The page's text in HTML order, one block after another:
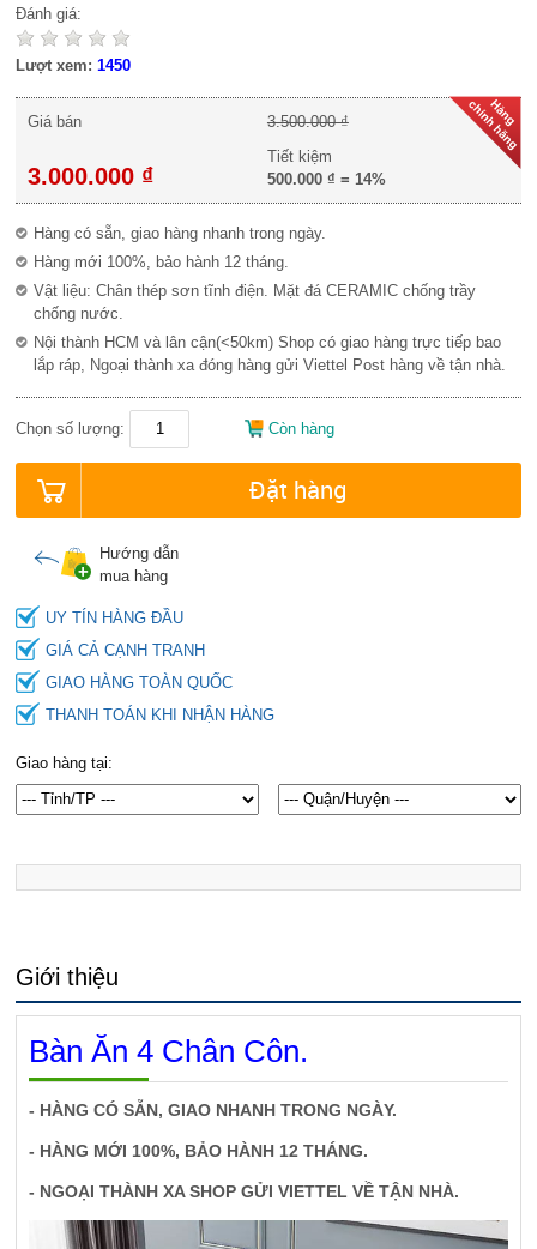
Đánh giá:
Lượt xem:1450
Giá bán
3.000.000 ₫
3.500.000 ₫
Tiết kiệm
500.000 ₫ = 14%
Hàng có sẵn, giao hàng nhanh trong ngày.
Hàng mới 100%, bảo hành 12 tháng.
Vật liệu: Chân thép sơn tĩnh điện. Mặt đá CERAMIC chống trầy
chống nước.
Nội thành HCM và lân cận(<50km) Shop có giao hàng trực tiếp bao
lắp ráp, Ngoại thành xa đóng hàng gửi Viettel Post hàng về tận nhà.
Chọn số lượng: Còn hàng
Đặt hàng
Hướng dẫn
mua hàng
UY TÍN HÀNG ĐẦU
GIÁ CẢ CẠNH TRANH
GIAO HÀNG TOÀN QUỐC
THANH TOÁN KHI NHẬN HÀNG
Giao hàng tại:
Giới thiệu
Bàn Ăn 4 Chân Côn.
- HÀNG CÓ SẴN, GIAO NHANH TRONG NGÀY.
- HÀNG MỚI 100%, BẢO HÀNH 12 THÁNG.
- NGOẠI THÀNH XA SHOP GỬI VIETTEL VỀ TẬN NHÀ.